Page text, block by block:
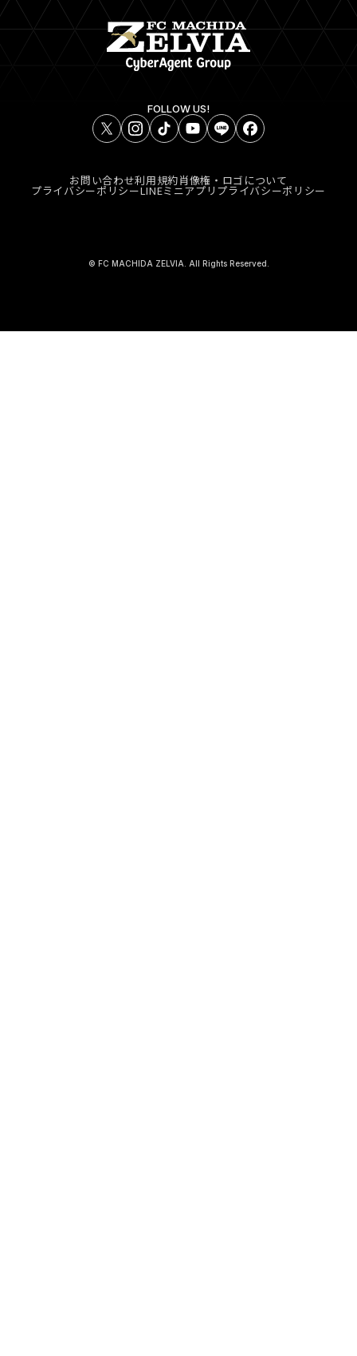
FOLLOW US!
お問い合わせ利用規約肖像権・ロゴについて
プライバシーポリシーLINEミニアプリプライバシーポリシー
© FC MACHIDA ZELVIA. All Rights Reserved.